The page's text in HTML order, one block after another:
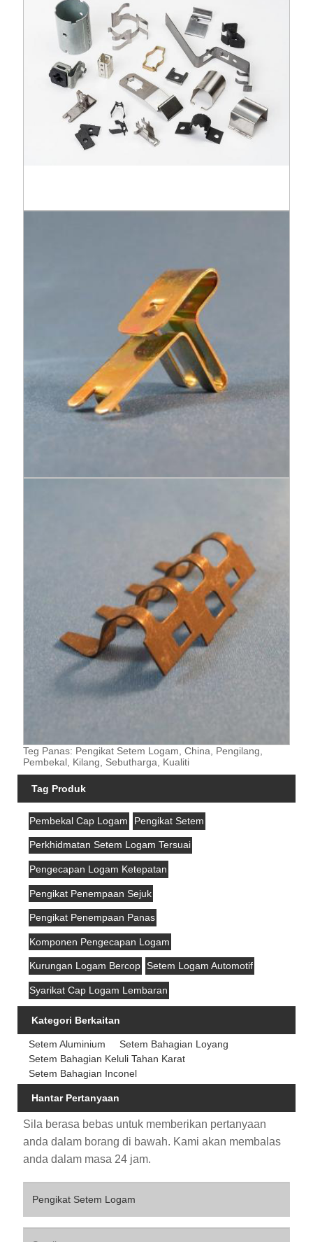
Teg Panas: Pengikat Setem Logam, China, Pengilang,
Pembekal, Kilang, Sebutharga, Kualiti
Tag Produk
Pembekal Cap Logam Pengikat Setem
Perkhidmatan Setem Logam Tersuai
Pengecapan Logam Ketepatan
Pengikat Penempaan Sejuk
Pengikat Penempaan Panas
Komponen Pengecapan Logam
Kurungan Logam Bercop Setem Logam Automotif
Syarikat Cap Logam Lembaran
Kategori Berkaitan
Setem Aluminium
Setem Bahagian Loyang
Setem Bahagian Keluli Tahan Karat
Setem Bahagian Inconel
Hantar Pertanyaan
Sila berasa bebas untuk memberikan pertanyaan
anda dalam borang di bawah. Kami akan membalas
anda dalam masa 24 jam.